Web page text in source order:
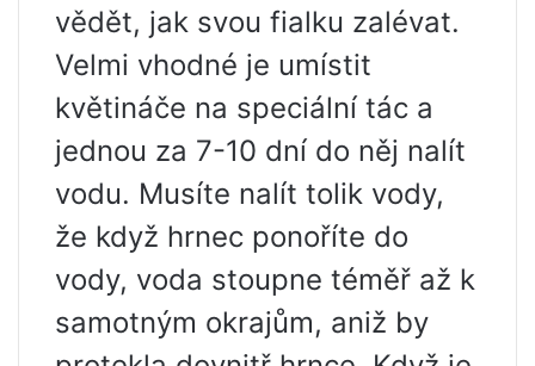
vědět, jak svou fialku zalévat.
Velmi vhodné je umístit
květináče na speciální tác a
jednou za 7-10 dní do něj nalít
vodu. Musíte nalít tolik vody,
že když hrnec ponoříte do
vody, voda stoupne téměř až k
samotným okrajům, aniž by